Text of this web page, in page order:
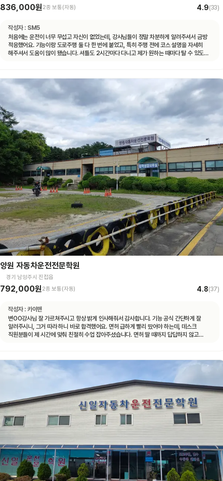
836,000원2종 보통(자동) 4.9(33)
작성자 : SM5
처음에는 운전이 너무 무섭고 자신이 없었는데, 강사님들이 정말 차분하게 알려주셔서 금방
적응했어요. 기능이랑 도로주행 둘 다 한 번에 붙었고, 특히 주행 전에 코스 설명을 자세히
해주셔서 도움이 많이 됐습니다. 셔틀도 2시간마다 다니고 제가 원하는 때마다 탈 수 있도록
양원 자동차운전전문학원
경기 남양주시 진접읍
792,000원 2종 보통(자동) 4.8(37)
작성자 : 카이맨
변OO강사님 잘 가르쳐주시고 항상 밝게 인사해줘서 감사합니다. 기능 공식 간단하게 잘
알려주시니, 그거 따라 하니 바로 합격했어요. 면허 급하게 빨리 땄어야 하는데, 데스크
직원분들이 제 시간에 맞춰 친절히 수업 잡아주셨습니다. 면허 딸 때까지 답답하지 않고